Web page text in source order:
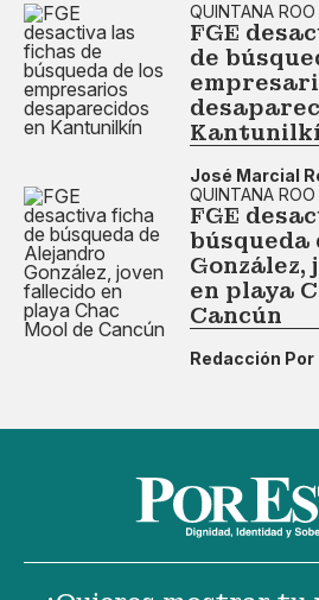
QUINTANA ROO
FGE
de
José Marcial
QUINTANA ROO
FGE
búsqueda
en playa
Cancún
Redacción Por